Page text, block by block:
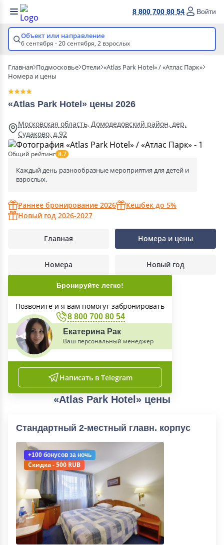
8 800 700 80 54 Войти
Объект или направление
6 сентября - 20 сентября, 2 взрослых
Главная Подмосковье Отели «Atlas Park Hotel» / «Атлас Парк»
Номера и цены
«Atlas Park Hotel» цены 2026
Московская область, Домодедовский район, дер.
Судаково, д.92
Общий рейтинг 8.7
Каждый день разнообразные мероприятия для детей и
взрослых.
Раннее бронирование 2026
Кешбек до 5%
Новый год 2026-2027
Главная Номера и цены
Номера Новый год
Бронируйте легко!
Позвоните и я вам помогут забронировать
8 800 700 80 54
Екатерина Рак
Ваш персональный менеджер
Написать в Telegram
«Atlas Park Hotel» цены
Стандартный 2-местный главн. корпус
+100 бонусов за ночь
Скидка - 500 RUB